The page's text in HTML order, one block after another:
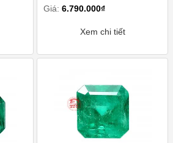
Giá:6.790.000₫
Xem chi tiết